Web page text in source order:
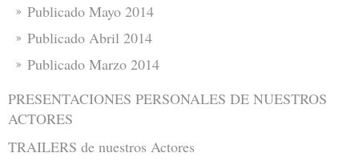
Publicado Mayo 2014
Publicado Abril 2014
Publicado Marzo 2014
PRESENTACIONES PERSONALES DE NUESTROS
ACTORES
TRAILERS de nuestros Actores